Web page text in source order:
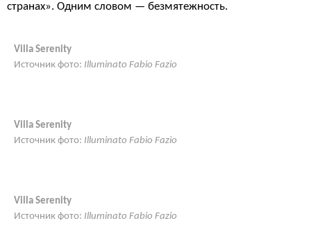
странах». Одним словом — безмятежность.
Villa Serenity
Источник фото: Illuminato Fabio Fazio
Villa Serenity
Источник фото: Illuminato Fabio Fazio
Villa Serenity
Источник фото: Illuminato Fabio Fazio